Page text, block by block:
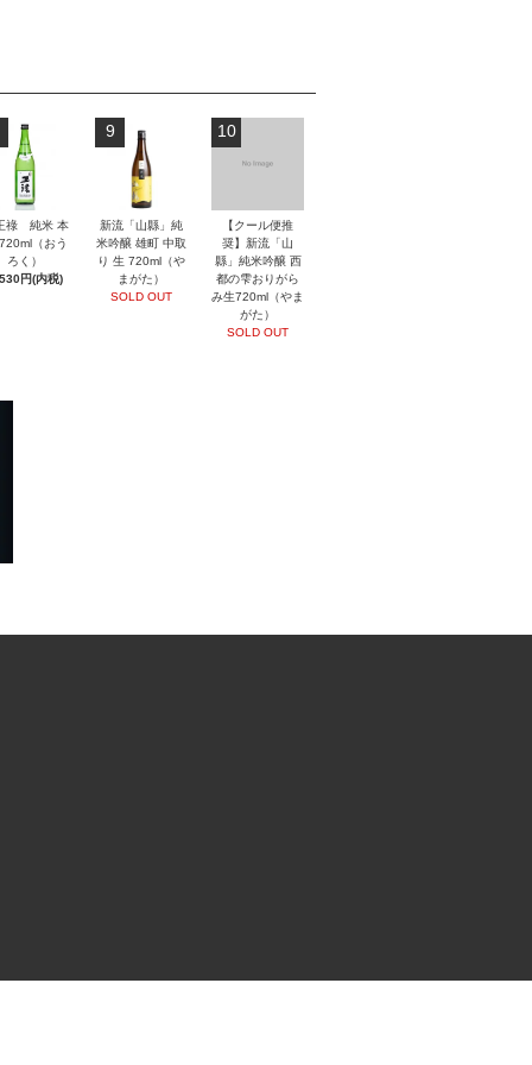
祿 純米 本
（おう
ろく）
円(内税)
9
新流「山縣」純
米吟醸 雄町 中取
り 生 720ml（や
まがた）
SOLD OUT
10
【クール便推
奨】新流「山
縣」純米吟醸 西
都の雫おりがら
み生720ml（やま
がた）
SOLD OUT